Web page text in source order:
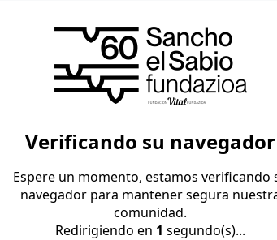
Verificando su navegador
Espere un momento, estamos verificando
navegador para mantener segura
comunidad.
Redirigiendo en 1 segundo(s)...